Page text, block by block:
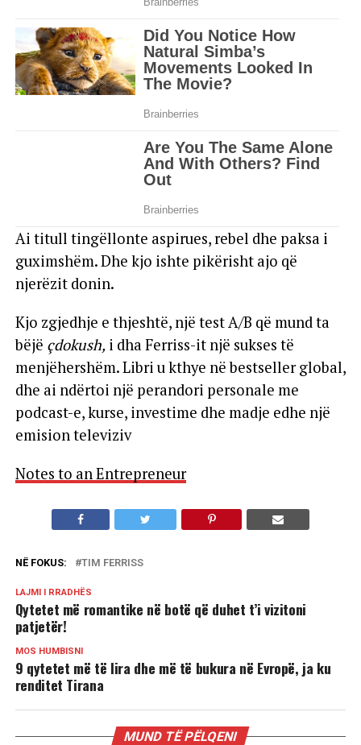
Ai titull tingëllonte aspirues, rebel dhe paksa i
guximshëm. Dhe kjo ishte pikërisht ajo që
njerëzit donin.
Kjo zgjedhje e thjeshtë, një test A/B që mund ta
bëjë çdokush, i dha Ferriss-it një sukses të
menjëhershëm. Libri u kthye në bestseller global,
dhe ai ndërtoi një perandori personale me
podcast-e, kurse, investime dhe madje edhe një
emision televiziv
Notes to an Entrepreneur
NË FOKUS: TIM FERRISS
LAJMI I RRADHËS
Qytetet më romantike në botë që duhet t’i vizitoni
patjetër!
MOS HUMBISNI
9 qytetet më të lira dhe më të bukura në Evropë, ja ku
renditet Tirana
MUND TË PËLQENI